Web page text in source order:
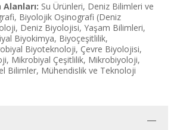
Su Ürünleri, Deniz Bilimleri ve
Biyolojik Oşinografi (Deniz
Deniz Biyolojisi, Yaşam Bilimleri,
Biyokimya, Biyoçeşitlilik,
Biyoteknoloji, Çevre Biyolojisi,
Mikrobiyal Çeşitlilik, Mikrobiyoloji,
Bilimler, Mühendislik ve Teknoloji